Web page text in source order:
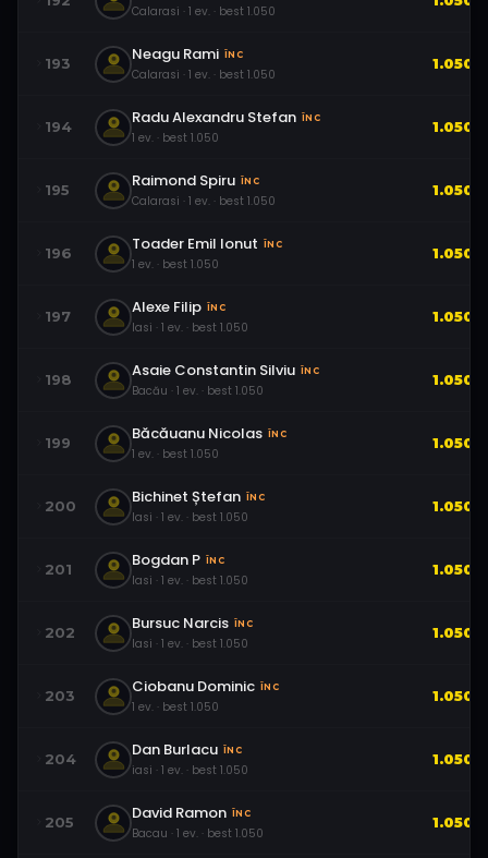
Calarasi · 1 ev. · best 1.050
193 Neagu Rami ÎNC
Calarasi · 1 ev. · best 1.050
1.050
194 Radu Alexandru Stefan ÎNC
1 ev. · best 1.050
1.050
195 Raimond Spiru ÎNC
Calarasi · 1 ev. · best 1.050
1.050
196 Toader Emil Ionut ÎNC
1 ev. · best 1.050
1.050
197 Alexe Filip ÎNC
Iasi · 1 ev. · best 1.050
1.050
198 Asaie Constantin Silviu ÎNC
Bacău · 1 ev. · best 1.050
1.050
199 Băcăuanu Nicolas ÎNC
1 ev. · best 1.050
1.050
200 Bichinet Ștefan ÎNC
Iasi · 1 ev. · best 1.050
1.050
201 Bogdan P ÎNC
Iasi · 1 ev. · best 1.050
1.050
202 Bursuc Narcis ÎNC
Iasi · 1 ev. · best 1.050
1.050
203 Ciobanu Dominic ÎNC
1 ev. · best 1.050
1.050
204 Dan Burlacu ÎNC
iasi · 1 ev. · best 1.050
1.050
205 David Ramon ÎNC
Bacau · 1 ev. · best 1.050
1.050